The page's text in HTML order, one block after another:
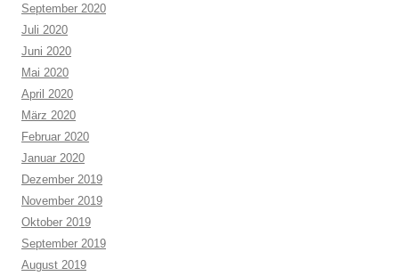
September 2020
Juli 2020
Juni 2020
Mai 2020
April 2020
März 2020
Februar 2020
Januar 2020
Dezember 2019
November 2019
Oktober 2019
September 2019
August 2019